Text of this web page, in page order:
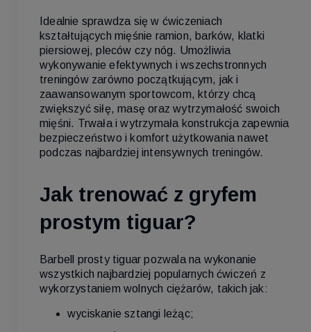
Idealnie sprawdza się w ćwiczeniach
kształtujących mięśnie ramion, barków, klatki
piersiowej, pleców czy nóg. Umożliwia
wykonywanie efektywnych i wszechstronnych
treningów zarówno początkującym, jak i
zaawansowanym sportowcom, którzy chcą
zwiększyć siłę, masę oraz wytrzymałość swoich
mięśni. Trwała i wytrzymała konstrukcja zapewnia
bezpieczeństwo i komfort użytkowania nawet
podczas najbardziej intensywnych treningów.
Jak trenować z gryfem
prostym tiguar?
Barbell prosty tiguar pozwala na wykonanie
wszystkich najbardziej popularnych ćwiczeń z
wykorzystaniem wolnych ciężarów, takich jak:
wyciskanie sztangi leżąc;